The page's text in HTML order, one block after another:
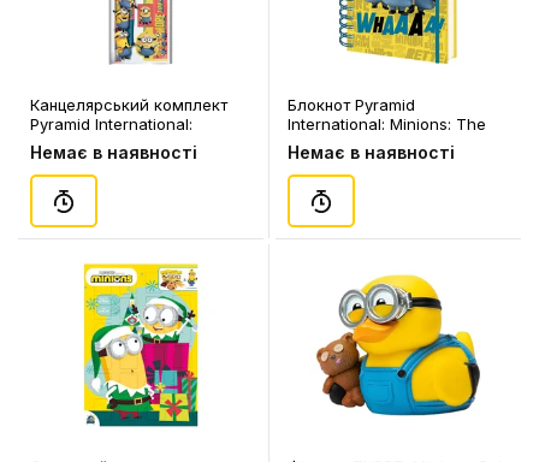
Канцелярський комплект
Pyramid International:
Minions: The Rise of Gru:
«More than a Minion»,
(731814)
Немає в наявності
Блокнот Pyramid
International: Minions: The
Rise of Gru: «Whaaaa!»,
(73169)
Немає в наявності